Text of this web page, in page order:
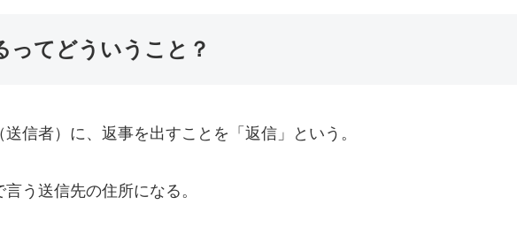
ってどういうこと？
信者）に、返事を出すことを「返信」という。
う送信先の住所になる。